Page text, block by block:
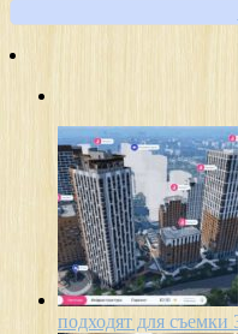
подходят для съемки